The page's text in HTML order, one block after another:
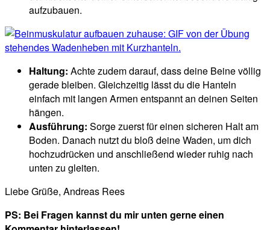
aufzubauen.
Haltung: Achte zudem darauf, dass deine Beine völlig
gerade bleiben. Gleichzeitig lässt du die Hanteln
einfach mit langen Armen entspannt an deinen Seiten
hängen.
Ausführung: Sorge zuerst für einen sicheren Halt am
Boden. Danach nutzt du bloß deine Waden, um dich
hochzudrücken und anschließend wieder ruhig nach
unten zu gleiten.
Liebe Grüße, Andreas Rees
PS: Bei Fragen kannst du mir unten gerne einen